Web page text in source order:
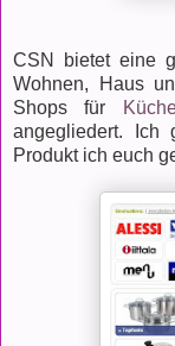
CSN bietet eine
Wohnen, Haus
Shops für
angegliedert. Ich
Produkt ich euch